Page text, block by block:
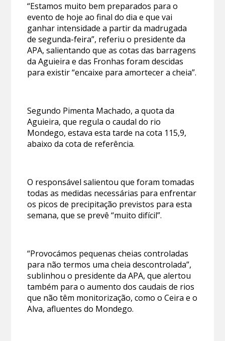
“Estamos muito bem preparados para o
evento de hoje ao final do dia e que vai
ganhar intensidade a partir da madrugada
de segunda-feira”, referiu o presidente da
APA, salientando que as cotas das barragens
da Aguieira e das Fronhas foram descidas
para existir “encaixe para amortecer a cheia”.
Segundo Pimenta Machado, a quota da
Aguieira, que regula o caudal do rio
Mondego, estava esta tarde na cota 115,9,
abaixo da cota de referência.
O responsável salientou que foram tomadas
todas as medidas necessárias para enfrentar
os picos de precipitação previstos para esta
semana, que se prevê “muito difícil”.
“Provocámos pequenas cheias controladas
para não termos uma cheia descontrolada”,
sublinhou o presidente da APA, que alertou
também para o aumento dos caudais de rios
que não têm monitorização, como o Ceira e o
Alva, afluentes do Mondego.